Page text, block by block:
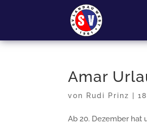
Amar
von Rudi Prinz |
Ab 20. Dezember hat